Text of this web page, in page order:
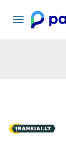
Lundrimi
toggle